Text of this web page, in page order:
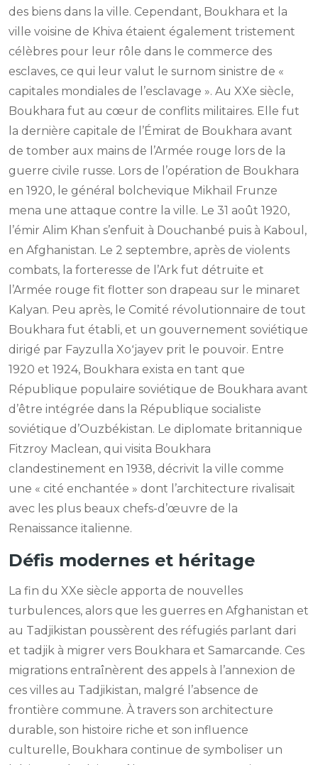
des biens dans la ville. Cependant, Boukhara et la
ville voisine de Khiva étaient également tristement
célèbres pour leur rôle dans le commerce des
esclaves, ce qui leur valut le surnom sinistre de «
capitales mondiales de l’esclavage ». Au XXe siècle,
Boukhara fut au cœur de conflits militaires. Elle fut
la dernière capitale de l’Émirat de Boukhara avant
de tomber aux mains de l’Armée rouge lors de la
guerre civile russe. Lors de l’opération de Boukhara
en 1920, le général bolchevique Mikhaïl Frunze
mena une attaque contre la ville. Le 31 août 1920,
l’émir Alim Khan s’enfuit à Douchanbé puis à Kaboul,
en Afghanistan. Le 2 septembre, après de violents
combats, la forteresse de l’Ark fut détruite et
l’Armée rouge fit flotter son drapeau sur le minaret
Kalyan. Peu après, le Comité révolutionnaire de tout
Boukhara fut établi, et un gouvernement soviétique
dirigé par Fayzulla Xoʻjayev prit le pouvoir. Entre
1920 et 1924, Boukhara exista en tant que
République populaire soviétique de Boukhara avant
d’être intégrée dans la République socialiste
soviétique d’Ouzbékistan. Le diplomate britannique
Fitzroy Maclean, qui visita Boukhara
clandestinement en 1938, décrivit la ville comme
une « cité enchantée » dont l’architecture rivalisait
avec les plus beaux chefs-d’œuvre de la
Renaissance italienne.
Défis modernes et héritage
La fin du XXe siècle apporta de nouvelles
turbulences, alors que les guerres en Afghanistan et
au Tadjikistan poussèrent des réfugiés parlant dari
et tadjik à migrer vers Boukhara et Samarcande. Ces
migrations entraînèrent des appels à l’annexion de
ces villes au Tadjikistan, malgré l’absence de
frontière commune. À travers son architecture
durable, son histoire riche et son influence
culturelle, Boukhara continue de symboliser un